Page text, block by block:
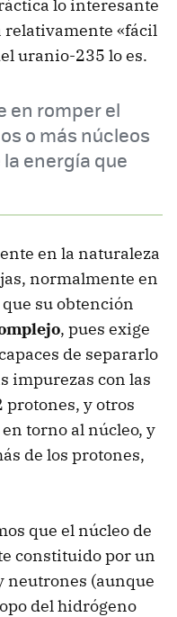
lo interesante
relativamente «fácil
uranio-235 lo es.
en romper el
o más núcleos
energía que
en la naturaleza
normalmente en
su obtención
, pues exige
de separarlo
impurezas con las
protones, y otros
torno al núcleo, y
de los protones,
que el núcleo de
constituido por un
neutrones (aunque
del hidrógeno